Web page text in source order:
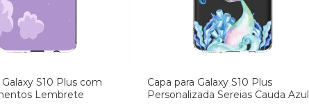
Galaxy S10 Plus com
Lembrete
Capa para Galaxy S10 Plus
Personalizada Sereias Cauda Azul